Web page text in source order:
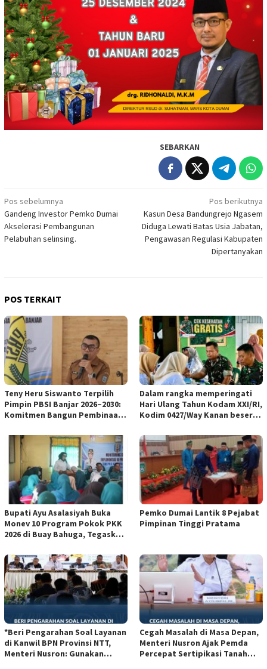
SEBARKAN
Navigasi
pos
Pos sebelumnya
Gandeng Investor Pemko Dumai
Akselerasi Pembangunan
Pelabuhan selinsing.
Pos berikutnya
Kasun Desa Bandungrejo Ngasem
Diduga Lewati Batas Usia Jabatan,
Pengawasan Regulasi Kabupaten
Dipertanyakan
POS TERKAIT
Teny Heru Siswanto Terpilih
Pimpin PBSI Banjar 2026–2030:
Komitmen Bangun Pembinaan
Berkelanjutan
Dalam rangka memperingati
Hari Ulang Tahun Kodam XXI/RI,
Kodim 0427/Way Kanan beserta
menghadiri kegiatan bakti
kesehatan di Poskesdim
0427/Way Kanan bekerja sama
dengan Puskesmas
Blambangan Umpu
Bupati Ayu Asalasiyah Buka
Monev 10 Program Pokok PKK
2026 di Buay Bahuga, Tegaskan
dan Gotong Royong
Pemko Dumai Lantik 8 Pejabat
Pimpinan Tinggi Pratama
*Beri Pengarahan Soal Layanan
di Kanwil BPN Provinsi NTT,
Menteri Nusron: Gunakan
Cegah Masalah di Masa Depan,
Menteri Nusron Ajak Pemda
Percepat Sertipikasi Tanah